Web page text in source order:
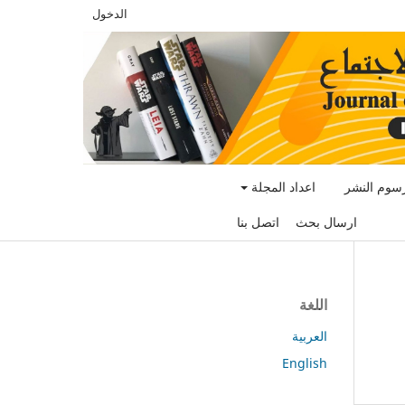
النشر اعداد المجلة
ارسال بحث اتصل بنا
الدخول
اللغة
العربية
English